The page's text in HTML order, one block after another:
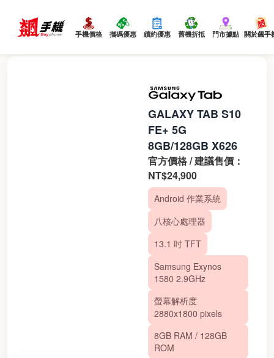
手機價格 攜碼優惠 續約優惠 舊機折抵 門市據點 關於飆手
GALAXY TAB S10
FE+ 5G
8GB/128GB X626
官方價格 / 建議售價：
NT$24,900
Android 作業系統
八核心處理器
13.1 吋 TFT
Samsung Exynos
1580 2.9GHz
螢幕解析度
2880x1800 pixels
8GB RAM / 128GB
ROM